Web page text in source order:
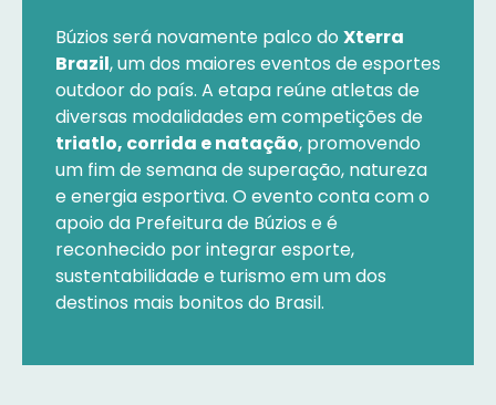
Búzios será novamente palco do Xterra
Brazil, um dos maiores eventos de esportes
outdoor do país. A etapa reúne atletas de
diversas modalidades em competições de
triatlo, corrida e natação, promovendo
um fim de semana de superação, natureza
e energia esportiva. O evento conta com o
apoio da Prefeitura de Búzios e é
reconhecido por integrar esporte,
sustentabilidade e turismo em um dos
destinos mais bonitos do Brasil.